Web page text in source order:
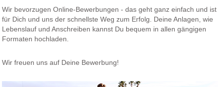
Wir bevorzugen Online-Bewerbungen - das geht ganz einfach und ist
für Dich und uns der schnellste Weg zum Erfolg. Deine Anlagen, wie
Lebenslauf und Anschreiben kannst Du bequem in allen gängigen
Formaten hochladen.
Wir freuen uns auf Deine Bewerbung!